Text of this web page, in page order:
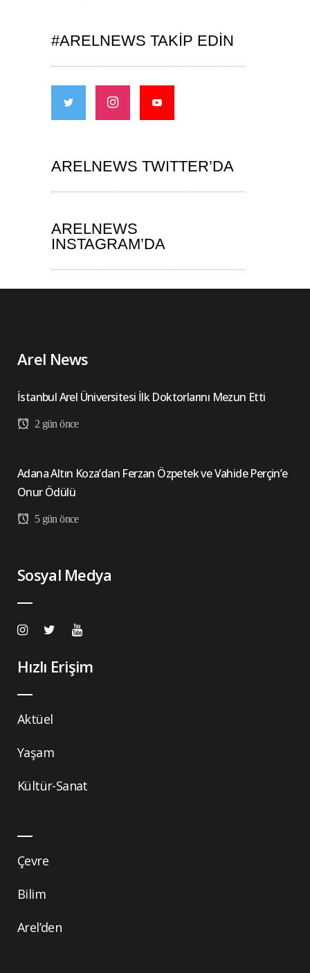
#ARELNEWS TAKIP EDIN
ARELNEWS TWITTER’DA
ARELNEWS
INSTAGRAM’DA
Arel News
İstanbul Arel Üniversitesi İlk Doktorlarını Mezun Etti
2 gün önce
Adana Altın Koza’dan Ferzan Özpetek ve Vahide Perçin’e
Onur Ödülü
5 gün önce
Sosyal Medya
Hızlı Erişim
Aktüel
Yaşam
Kültür-Sanat
Çevre
Bilim
Arel’den